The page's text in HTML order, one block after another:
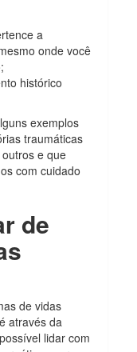
a
onde você
histórico
exemplos
traumáticas
e que
com cuidado
de
de vidas
através da
lidar com